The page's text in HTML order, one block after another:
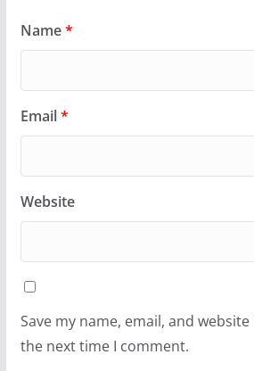
Name*
Email*
Website
Save my name, email, and
the next time I comment.